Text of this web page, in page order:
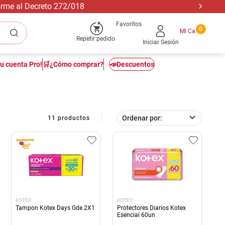
al Decreto 272/018
Repetir pedido
Favoritos
Iniciar Sesión
0
cuenta Pro! 🛒¿Cómo comprar? 📣Descuentos
11 productos Ordenar por
KOTEX
Tampon Kotex Days Gde 2X1
KOTEX
Protectores Diarios Kotex
Esencial 60un